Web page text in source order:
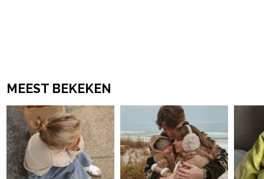
MEEST BEKEKEN